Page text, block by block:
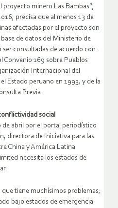
minero Las Bambas”,
precisa que al menos 13 de
afectadas por el proyecto son
de datos del Ministerio de
consultadas de acuerdo con
Convenio 169 sobre Pueblos
Internacional del
Estado peruano en 1993, y de la
Previa.
social
de abril por el portal periodístico
directora de Iniciativa para las
China y América Latina
necesita los estados de
tiene muchísimos problemas,
bajo estados de emergencia